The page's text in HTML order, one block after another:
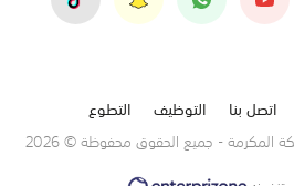
اتصل بنا التوظيف
التطوع
المكرمة - جميع الحقوق محفوظة © 2026